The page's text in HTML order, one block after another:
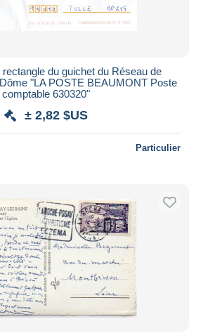
jours
bancaire
du guichet du Réseau de
"LA POSTE BEAUMONT Poste
comptable 630320"
± 2,82 $US
Particulier